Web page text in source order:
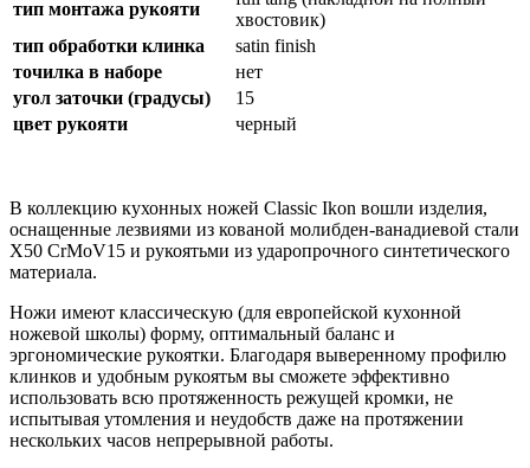
тип монтажа рукояти
хвостовик)
тип обработки клинка
satin finish
точилка в наборе
нет
угол заточки (градусы)
15
цвет рукояти
черный
В коллекцию кухонных ножей Classic Ikon вошли изделия,
оснащенные лезвиями из кованой молибден-ванадиевой стали
X50 CrMoV15 и рукоятьми из ударопрочного синтетического
материала.
Ножи имеют классическую (для европейской кухонной
ножевой школы) форму, оптимальный баланс и
эргономические рукоятки. Благодаря выверенному профилю
клинков и удобным рукоятьм вы сможете эффективно
использовать всю протяженность режущей кромки, не
испытывая утомления и неудобств даже на протяжении
нескольких часов непрерывной работы.